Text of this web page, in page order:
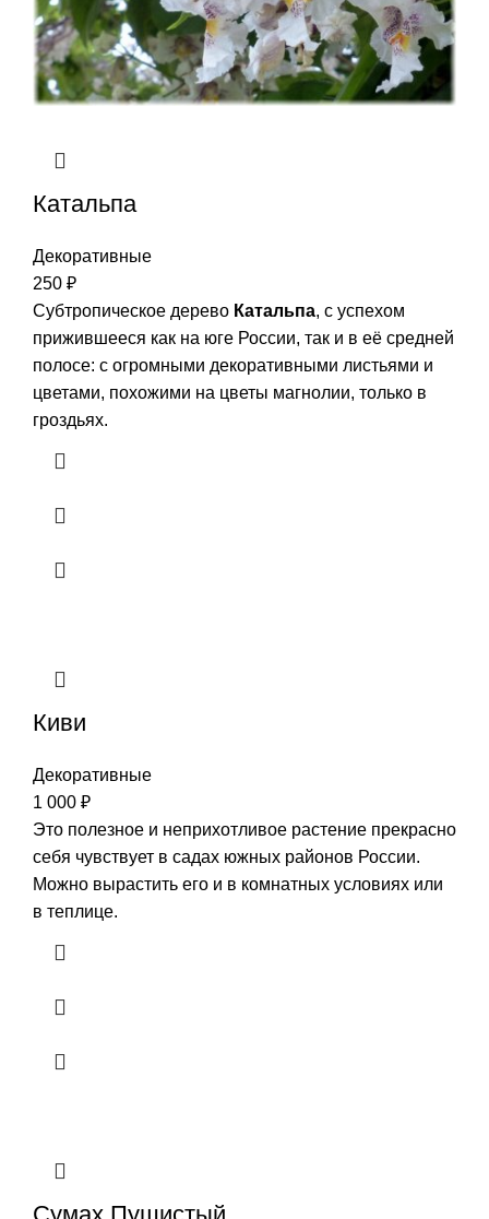
Катальпа
Декоративные
250 ₽
Субтропическое дерево Катальпа, с успехом
прижившееся как на юге России, так и в её средней
полосе: с огромными декоративными листьями и
цветами, похожими на цветы магнолии, только в
гроздьях.
Киви
Декоративные
1 000 ₽
Это полезное и неприхотливое растение прекрасно
себя чувствует в садах южных районов России.
Можно вырастить его и в комнатных условиях или
в теплице.